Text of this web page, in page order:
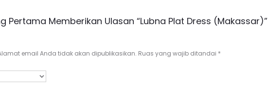
Pertama Memberikan Ulasan “Lubna Plat Dress (Makassar)”
email Anda tidak akan dipublikasikan. Ruas yang wajib ditandai *